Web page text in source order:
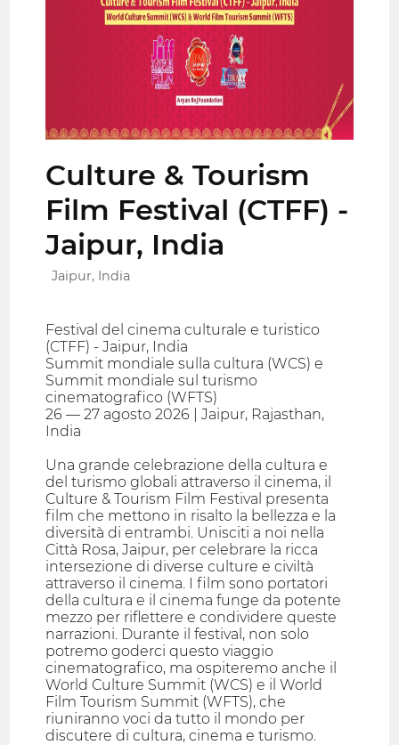
Culture & Tourism
Film Festival (CTFF) -
Jaipur, India
Jaipur, India
Festival del cinema culturale e turistico
(CTFF) - Jaipur, India
Summit mondiale sulla cultura (WCS) e
Summit mondiale sul turismo
cinematografico (WFTS)
26 — 27 agosto 2026 | Jaipur, Rajasthan,
India
Una grande celebrazione della cultura e
del turismo globali attraverso il cinema, il
Culture & Tourism Film Festival presenta
film che mettono in risalto la bellezza e la
diversità di entrambi. Unisciti a noi nella
Città Rosa, Jaipur, per celebrare la ricca
intersezione di diverse culture e civiltà
attraverso il cinema. I film sono portatori
della cultura e il cinema funge da potente
mezzo per riflettere e condividere queste
narrazioni. Durante il festival, non solo
potremo goderci questo viaggio
cinematografico, ma ospiteremo anche il
World Culture Summit (WCS) e il World
Film Tourism Summit (WFTS), che
riuniranno voci da tutto il mondo per
discutere di cultura, cinema e turismo.